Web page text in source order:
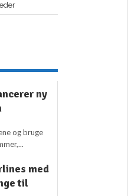
ny
og bruge
med
til